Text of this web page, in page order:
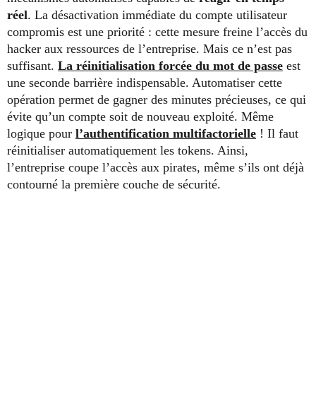
réel. La désactivation immédiate du compte utilisateur
compromis est une priorité : cette mesure freine l’accès du
hacker aux ressources de l’entreprise. Mais ce n’est pas
suffisant. La réinitialisation forcée du mot de passe est
une seconde barrière indispensable. Automatiser cette
opération permet de gagner des minutes précieuses, ce qui
évite qu’un compte soit de nouveau exploité. Même
logique pour l’authentification multifactorielle ! Il faut
réinitialiser automatiquement les tokens. Ainsi,
l’entreprise coupe l’accès aux pirates, même s’ils ont déjà
contourné la première couche de sécurité.